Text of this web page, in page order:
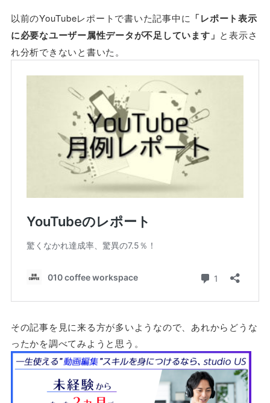
以前のYouTubeレポートで書いた記事中に 「レポート表示
に必要なユーザー属性データが不足しています」 と表示さ
れ分析できないと書いた。
その記事を見に来る方が多いようなので、あれからどうな
ったかを調べてみようと思う。